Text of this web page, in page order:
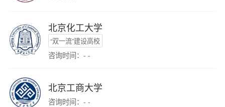
北京化工大学
“双一流”建设高校
咨询时间：- -
北京工商大学
咨询时间：- -